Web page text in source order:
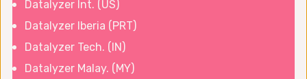
Datalyzer Int. (US)
Datalyzer Iberia (PRT)
Datalyzer Tech. (IN)
Datalyzer Malay. (MY)